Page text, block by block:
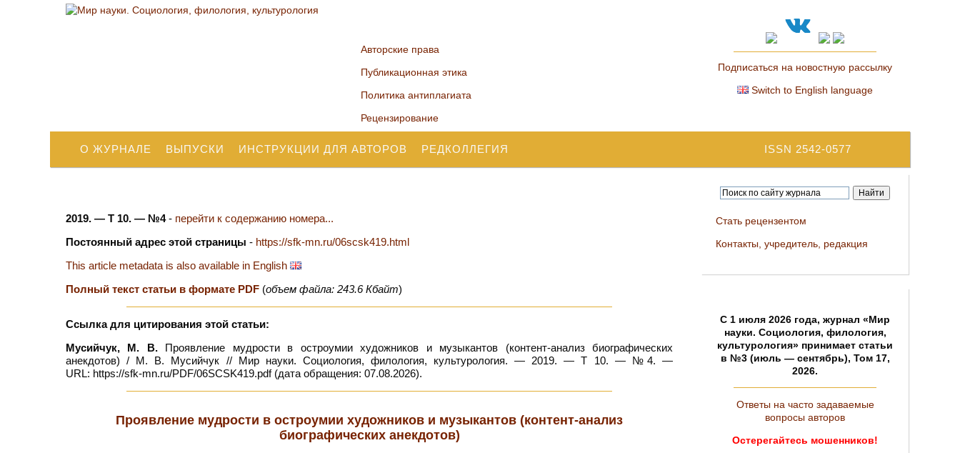
Авторские права
Публикационная этика
Политика антиплагиата
Рецензирование
Подписаться на новостную рассылку
Switch to English language
ISSN 2542-0577
О ЖУРНАЛЕ ВЫПУСКИ ИНСТРУКЦИИ ДЛЯ АВТОРОВ РЕДКОЛЛЕГИЯ
2019. — Т 10. — №4- перейти к содержанию номера...
Постоянный адрес этой страницы - https://sfk-mn.ru/06scsk419.html
This article metadata is also available in English
Полный текст статьи в формате PDF (объем файла: 243.6 Кбайт)
Ссылка для цитирования этой статьи:
Мусийчук, М. В.Проявление мудрости в остроумии художников и музыкантов (контент-анализ биографических
анекдотов) / М. В. Мусийчук // Мир науки. Социология, филология, культурология. — 2019. — Т 10. — №4. —
URL: https://sfk-mn.ru/PDF/06SCSK419.pdf (дата обращения: 07.08.2026).
Проявление мудрости в остроумии художников и музыкантов (контент-анализ
биографических анекдотов)
Стать рецензентом
Контакты, учредитель, редакция
C 1 июля 2026 года, журнал «Мир
науки. Социология, филология,
культурология» принимает статьи
в №3 (июль — сентябрь), Том 17,
2026.
Ответы на часто задаваемые
вопросы авторов
Остерегайтесь мошенников!